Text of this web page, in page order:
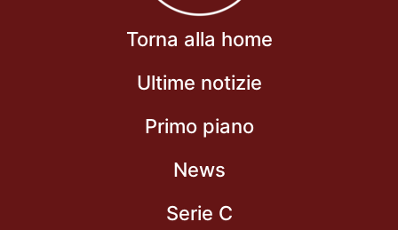
Torna alla home
Ultime notizie
Primo piano
News
Serie C